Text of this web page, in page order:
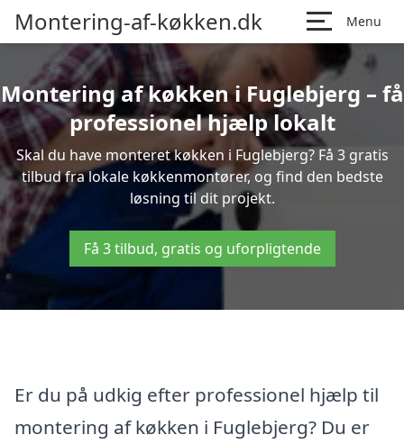
Montering-af-køkken.dk Menu
Montering af køkken i Fuglebjerg – få
professionel hjælp lokalt
Skal du have monteret køkken i Fuglebjerg? Få 3 gratis
tilbud fra lokale køkkenmontører, og find den bedste
løsning til dit projekt.
Få 3 tilbud, gratis og uforpligtende
Er du på udkig efter professionel hjælp til
montering af køkken i Fuglebjerg? Du er